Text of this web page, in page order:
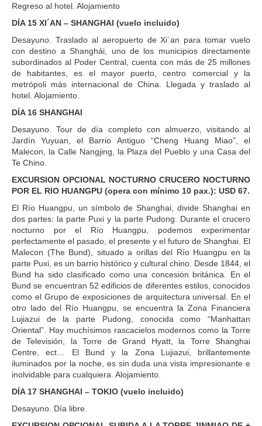
Regreso al hotel. Alojamiento
DÍA 15 XI´AN – SHANGHAI (vuelo incluido)
Desayuno. Traslado al aeropuerto de Xi´an para tomar vuelo
con destino a Shanghái, uno de los municipios directamente
subordinados al Poder Central, cuenta con más de 25 millones
de habitantes, es el mayor puerto, centro comercial y la
metrópoli más internacional de China. Llegada y traslado al
hotel. Alojamiento.
DÍA 16 SHANGHAI
Desayuno. Tour de día completo con almuerzo, visitando al
Jardín Yuyuan, el Barrio Antiguo “Cheng Huang Miao”, el
Malecon, la Calle Nangjing, la Plaza del Pueblo y una Casa del
Te Chino.
EXCURSION OPCIONAL NOCTURNO CRUCERO NOCTURNO
POR EL RIO HUANGPU (opera con mínimo 10 pax.): USD 67.
El Río Huangpu, un símbolo de Shanghai, divide Shanghai en
dos partes: la parte Puxi y la parte Pudong. Durante el crucero
nocturno por el Río Huangpu, podemos experimentar
perfectamente el pasado, el presente y el futuro de Shanghai. El
Malecon (The Bund), situado a orillas del Río Huangpu en la
parte Puxi, es un barrio histórico y cultural chino. Desde 1844, el
Bund ha sido clasificado como una concesión británica. En el
Bund se encuentran 52 edificios de diferentes estilos, conocidos
como el Grupo de exposiciones de arquitectura universal. En el
otro lado del Río Huangpu, se encuentra la Zona Financiera
Lujiazui de la parte Pudong, conocida como “Manhattan
Oriental”. Hay muchísimos rascacielos modernos como la Torre
de Televisión, la Torre de Grand Hyatt, la Torre Shanghai
Centre, ect… El Bund y la Zona Lujiazui, brillantemente
iluminados por la noche, es sin duda una vista impresionante e
inolvidable para cualquiera. Alojamiento.
DÍA 17 SHANGHAI – TOKIO (vuelo incluido)
Desayuno. Día libre.